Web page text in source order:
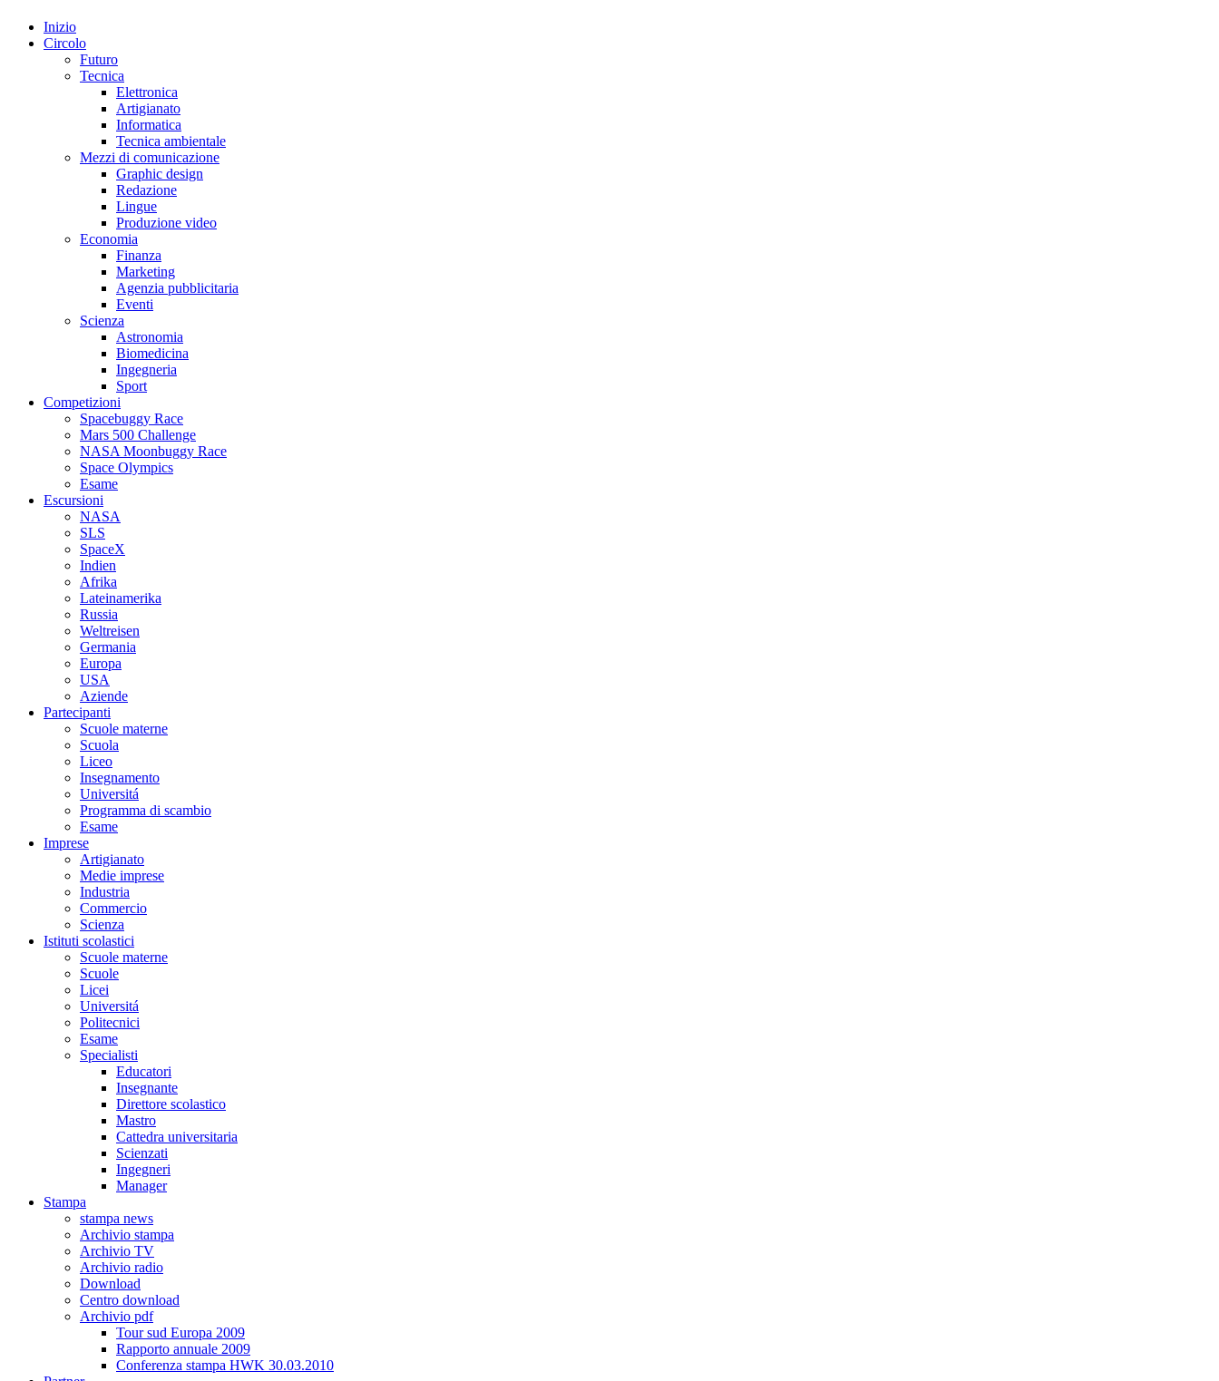
Inizio
Circolo
Futuro
Tecnica
Elettronica
Artigianato
Informatica
Tecnica ambientale
Mezzi di comunicazione
Graphic design
Redazione
Lingue
Produzione video
Economia
Finanza
Marketing
Agenzia pubblicitaria
Eventi
Scienza
Astronomia
Biomedicina
Ingegneria
Sport
Competizioni
Spacebuggy Race
Mars 500 Challenge
NASA Moonbuggy Race
Space Olympics
Esame
Escursioni
NASA
SLS
SpaceX
Indien
Afrika
Lateinamerika
Russia
Weltreisen
Germania
Europa
USA
Aziende
Partecipanti
Scuole materne
Scuola
Liceo
Insegnamento
Universitá
Programma di scambio
Esame
Imprese
Artigianato
Medie imprese
Industria
Commercio
Scienza
Istituti scolastici
Scuole materne
Scuole
Licei
Universitá
Politecnici
Esame
Specialisti
Educatori
Insegnante
Direttore scolastico
Mastro
Cattedra universitaria
Scienzati
Ingegneri
Manager
Stampa
stampa news
Archivio stampa
Archivio TV
Archivio radio
Download
Centro download
Archivio pdf
Tour sud Europa 2009
Rapporto annuale 2009
Conferenza stampa HWK 30.03.2010